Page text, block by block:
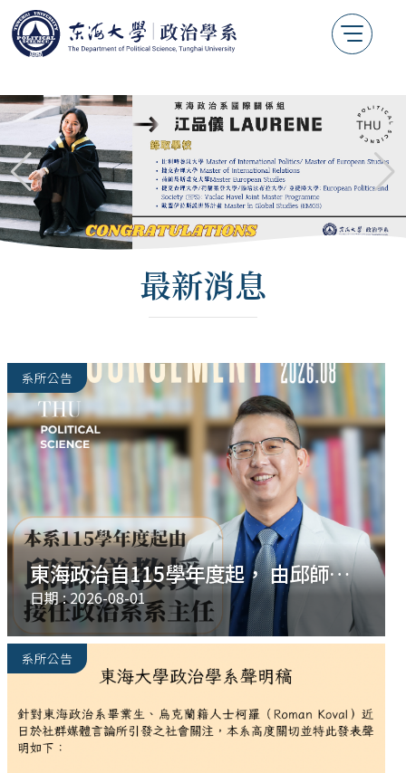
最新消息
系所公告
東海政治自115學年度起， 由邱師儀
老師擔任系主任。
日期 : 2026-08-01
系所公告